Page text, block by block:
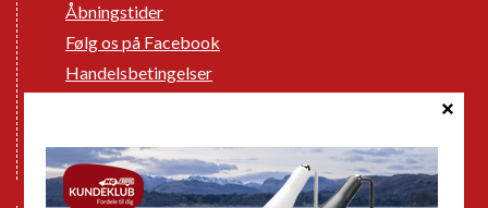
Åbningstider
Følg os på Facebook
Handelsbetingelser
GPDR - Optagelse af foto og video